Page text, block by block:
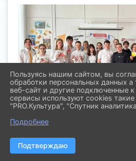
Пользуясь нашим сайтом, вы
обработки персональных данных
веб-сайт и другие подключенные
сервисы используют cookies такие
"PRO.Культура", "Спутник
Подробнее
Подтверждаю